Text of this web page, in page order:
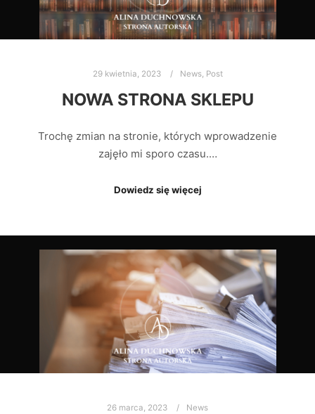
29 kwietnia, 2023 News, Post
NOWA STRONA SKLEPU
Trochę zmian na stronie, których wprowadzenie
zajęło mi sporo czasu.…
Dowiedz się więcej
26 marca, 2023 News